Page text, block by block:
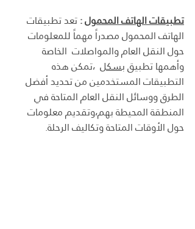
تطبيقات الهاتف المحمول : تعد تطبيقات
الهاتف المحمول مصدراً مهماً للمعلومات
حول النقل العام والمواصلات  الخاصة
وأهمها تطبيق بسكل ،تمكن هذه
التطبيقات المستخدمين من تحديد أفضل
الطرق ووسائل النقل العام المتاحة في
المنطقة المحيطة بهم،وتقديم معلومات
حول الأوقات المتاحة وتكاليف الرحلة.